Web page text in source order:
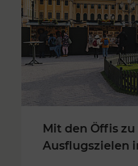
Mit den Öffis
Ausflugszielen